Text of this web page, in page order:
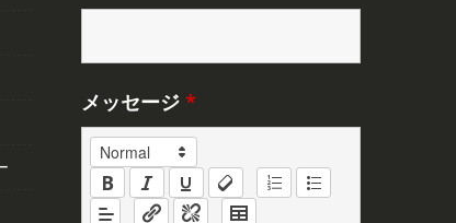
メッセージ *